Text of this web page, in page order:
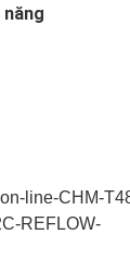
line-CHM-
REFLOW-